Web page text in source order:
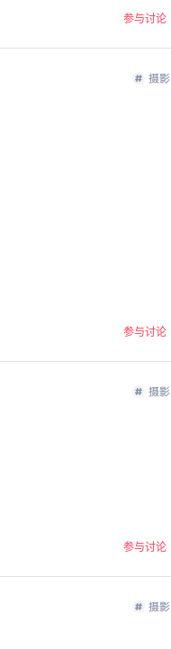
参与讨论
摄影
参与讨论
摄影
参与讨论
摄影